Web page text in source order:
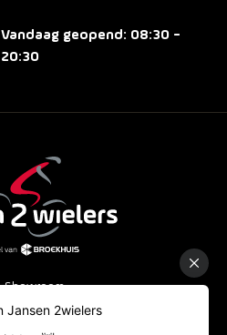
Vandaag geopend: 08:30 -
20:30
Showroom
Occasions